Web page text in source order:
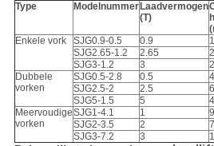
Type Modelnummer Laadvermogen
(T)
Enkele vork
SJG0.9-0.5 0.9
SJG2.65-1.2
2.65
SJG3-1.2
3
Dubbele
vorken
SJG0.5-2.8 0.5
SJG2.5-2
2.5
SJG5-1.5
5
Meervoudige
vorken
SJG1-4.1 1
SJG2-3.5
2
SJG3-7.2
3